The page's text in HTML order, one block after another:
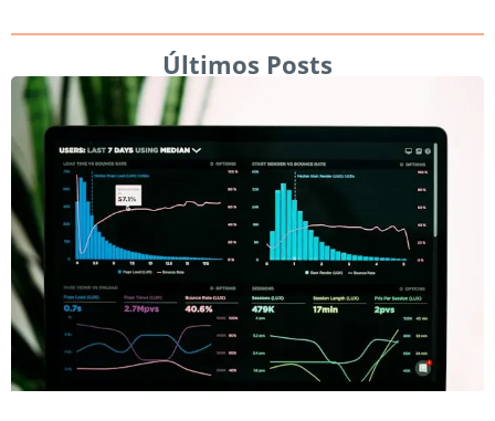
Últimos Posts